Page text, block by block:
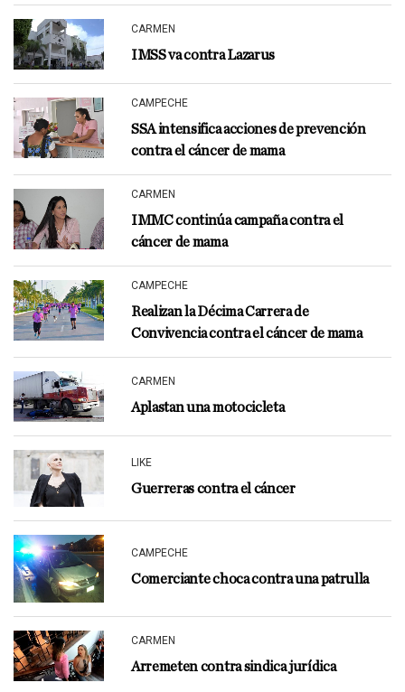
CARMEN
IMSS va contra Lazarus
CAMPECHE
SSA intensifica acciones de prevención
contra el cáncer de mama
CARMEN
IMMC continúa campaña contra el
cáncer de mama
CAMPECHE
Realizan la Décima Carrera de
Convivencia contra el cáncer de mama
CARMEN
Aplastan una motocicleta
LIKE
Guerreras contra el cáncer
CAMPECHE
Comerciante choca contra una patrulla
CARMEN
Arremeten contra sindica jurídica